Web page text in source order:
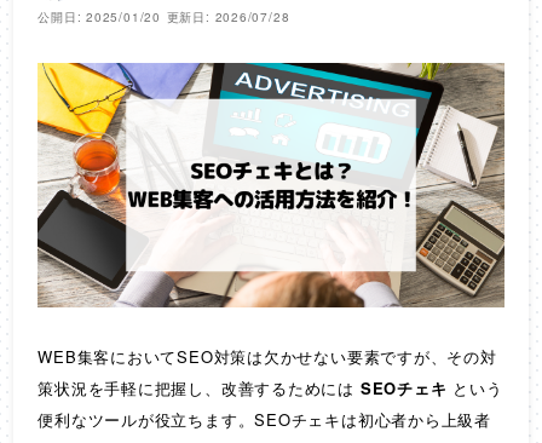
公開日: 2025/01/20 更新日: 2026/07/28
WEB集客においてSEO対策は欠かせない要素ですが、その対
策状況を手軽に把握し、改善するためには SEOチェキ という
便利なツールが役立ちます。SEOチェキは初心者から上級者